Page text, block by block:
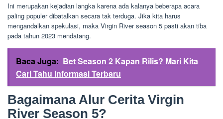
Ini merupakan kejadian langka karena ada kalanya beberapa acara
paling populer dibatalkan secara tak terduga. Jika kita harus
mengandalkan spekulasi, maka Virgin River season 5 pasti akan tiba
pada tahun 2023 mendatang.
Baca Juga: Bet Season 2 Kapan Rilis? Mari Kita
Cari Tahu Informasi Terbaru
Bagaimana Alur Cerita Virgin
River Season 5?